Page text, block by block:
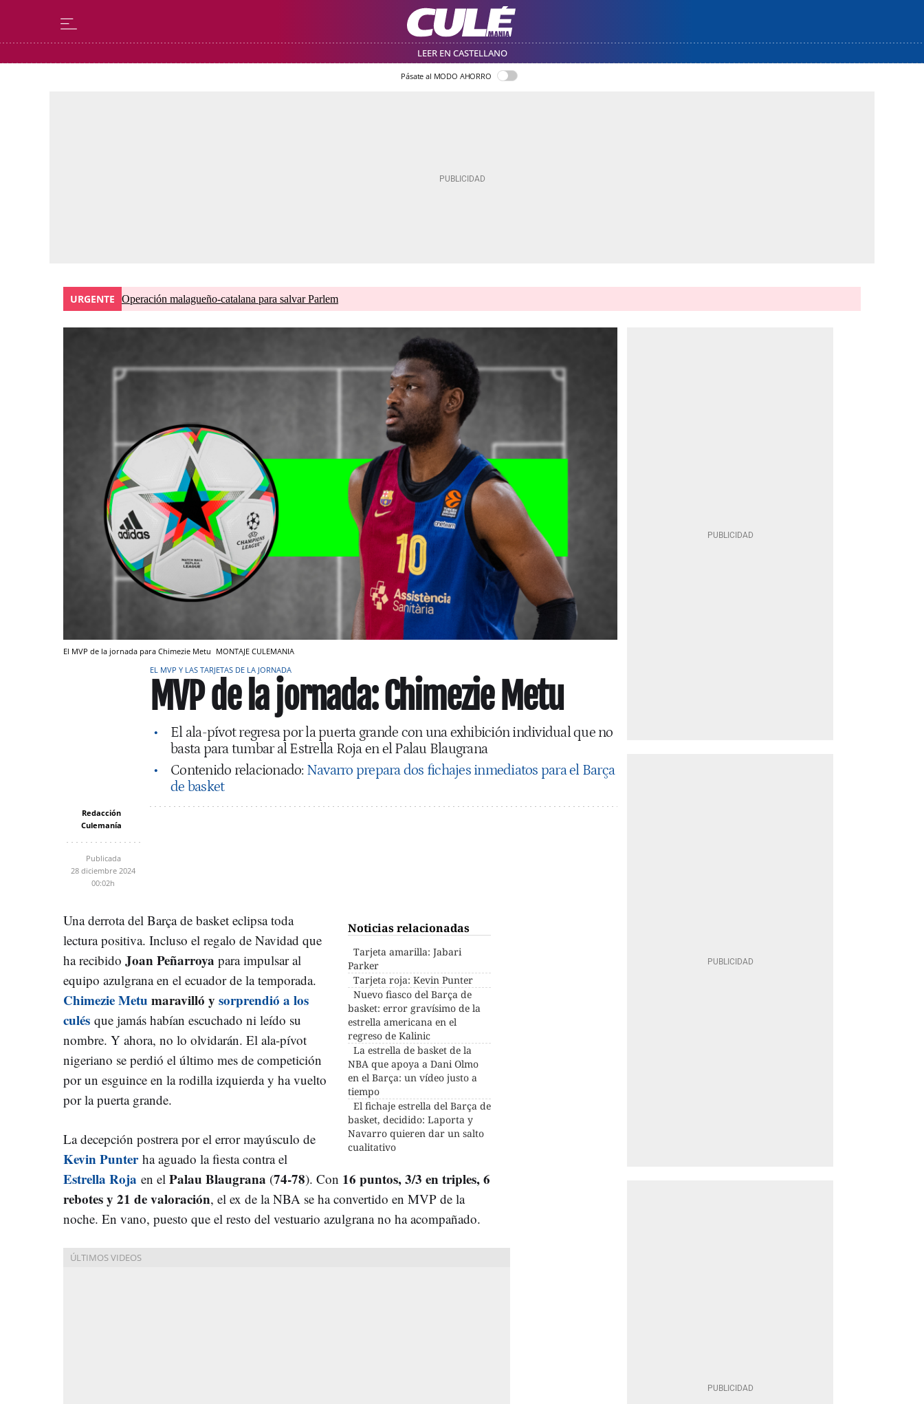
LEER EN CASTELLANO
Pásate al MODO AHORRO
URGENTE Operación malagueño-catalana para salvar Parlem
El MVP de la jornada para Chimezie Metu MONTAJE CULEMANIA
EL MVP Y LAS TARJETAS DE LA JORNADA
MVP de la jornada: Chimezie Metu
El ala-pívot regresa por la puerta grande con una exhibición individual que no
basta para tumbar al Estrella Roja en el Palau Blaugrana
Contenido relacionado: Navarro prepara dos fichajes inmediatos para el Barça
de basket
Redacción
Culemanía
Publicada
28 diciembre 2024
00:02h
Noticias relacionadas
Tarjeta amarilla: Jabari
Parker
Tarjeta roja: Kevin Punter
Nuevo fiasco del Barça de
basket: error gravísimo de la
estrella americana en el
regreso de Kalinic
La estrella de basket de la
NBA que apoya a Dani Olmo
en el Barça: un vídeo justo a
tiempo
El fichaje estrella del Barça de
basket, decidido: Laporta y
Navarro quieren dar un salto
cualitativo
Una derrota del Barça de basket eclipsa toda
lectura positiva. Incluso el regalo de Navidad que
ha recibido Joan Peñarroya para impulsar al
equipo azulgrana en el ecuador de la temporada.
Chimezie Metu maravilló y sorprendió a los
culés que jamás habían escuchado ni leído su
nombre. Y ahora, no lo olvidarán. El ala-pívot
nigeriano se perdió el último mes de competición
por un esguince en la rodilla izquierda y ha vuelto
por la puerta grande.
La decepción postrera por el error mayúsculo de
Kevin Punterha aguado la fiesta contra el
Estrella Roja en el Palau Blaugrana (74-78). Con 16 puntos, 3/3 en triples, 6
rebotes y 21 de valoración, el ex de la NBA se ha convertido en MVP de la
noche. En vano, puesto que el resto del vestuario azulgrana no ha acompañado.